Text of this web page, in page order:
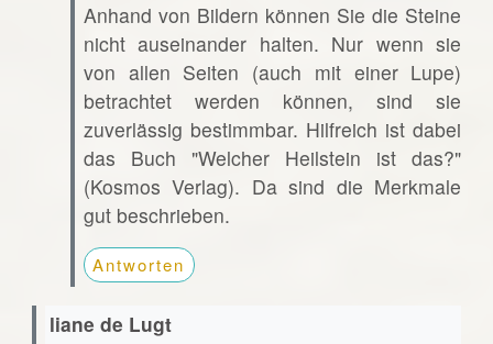
Anhand von Bildern können Sie die Steine
nicht auseinander halten. Nur wenn sie
von allen Seiten (auch mit einer Lupe)
betrachtet werden können, sind sie
zuverlässig bestimmbar. Hilfreich ist dabei
das Buch "Welcher Heilstein ist das?"
(Kosmos Verlag). Da sind die Merkmale
gut beschrieben.
Antworten
liane de Lugt